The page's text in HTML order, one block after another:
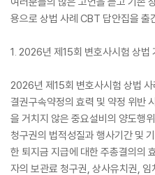
용으로 상법 사례 CBT 답안집을 출
1. 2026년 제15회 변호사시험 상법
2026년 제15회 변호사시험 상법
결권구속약정의 효력 및 약정 위반
을 거치지 않은 중요설비의 양도행
청구권의 법적성질과 행사기간 및
한 퇴지금 지급에 대한 주총결의의
자의 보관료 청구권, 상사유치권,